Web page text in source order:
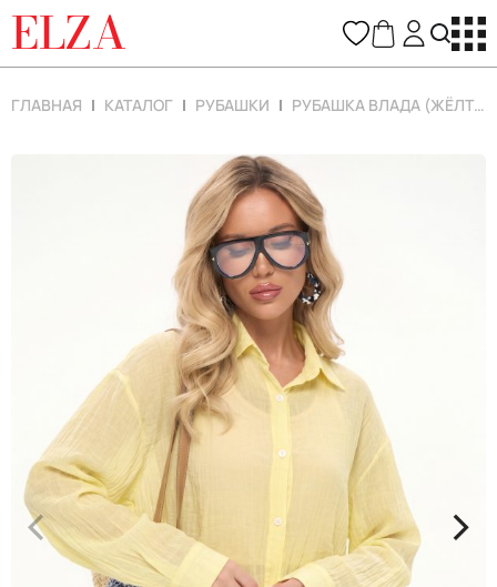
ELZA
ГЛАВНАЯ КАТАЛОГ РУБАШКИ РУБАШКА ВЛАДА (ЖЁЛТЫЙ)
< >